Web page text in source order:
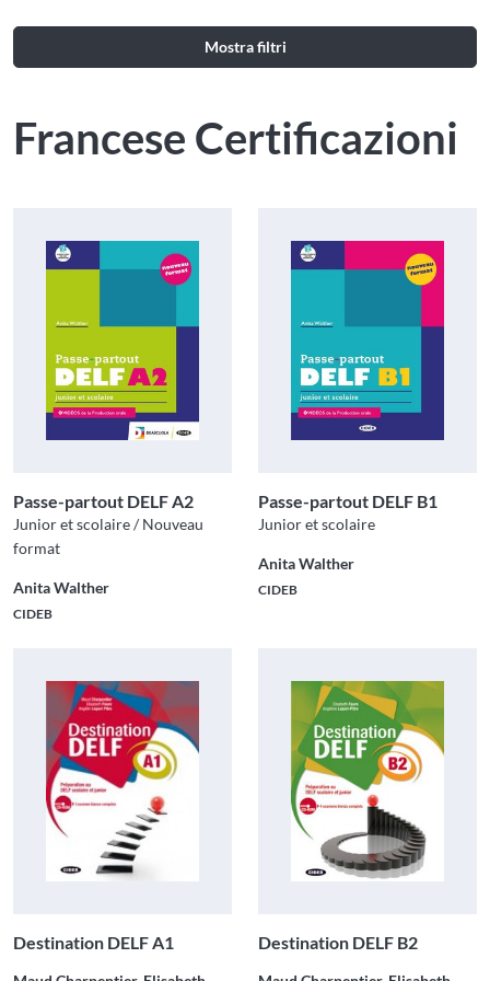
Mostra filtri
Francese Certificazioni
Passe-partout DELF A2
Junior et scolaire / Nouveau
format
Anita Walther
CIDEB
Passe-partout DELF B1
Junior et scolaire
Anita Walther
CIDEB
Destination DELF A1 Destination DELF B2